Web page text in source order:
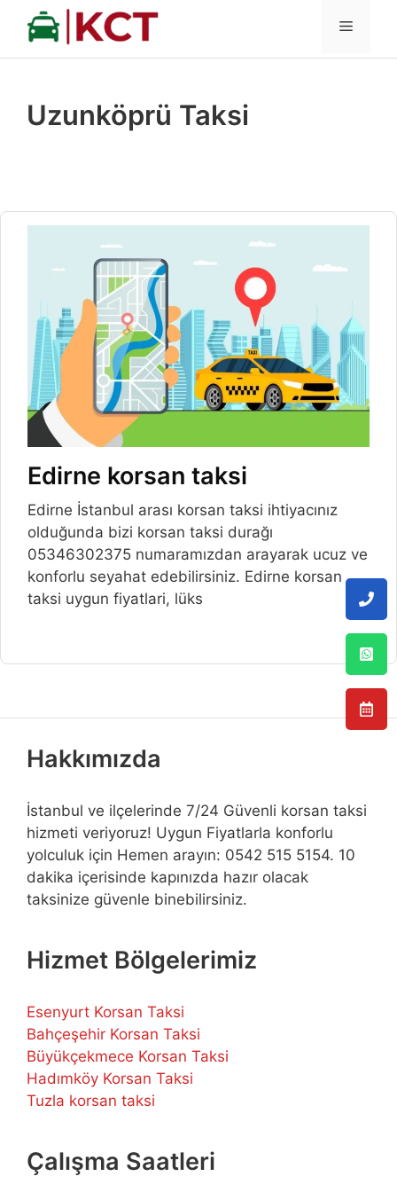
İçeriğe
MENÜ
Uzunköprü Taksi
Edirne korsan taksi
Edirne İstanbul arası korsan taksi ihtiyacınız
olduğunda bizi korsan taksi durağı
05346302375 numaramızdan arayarak ucuz ve
konforlu seyahat edebilirsiniz. Edirne korsan
taksi uygun fiyatlari, lüks
Hakkımızda
İstanbul ve ilçelerinde 7/24 Güvenli korsan taksi
hizmeti veriyoruz! Uygun Fiyatlarla konforlu
yolculuk için Hemen arayın: 0542 515 5154. 10
dakika içerisinde kapınızda hazır olacak
taksinize güvenle binebilirsiniz.
Hizmet Bölgelerimiz
Esenyurt Korsan Taksi
Bahçeşehir Korsan Taksi
Büyükçekmece Korsan Taksi
Hadımköy Korsan Taksi
Tuzla korsan taksi
Çalışma Saatleri